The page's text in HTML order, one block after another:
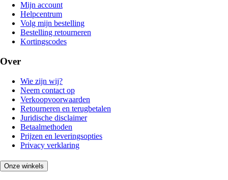
Mijn account
Helpcentrum
Volg mijn bestelling
Bestelling retourneren
Kortingscodes
Over
Wie zijn wij?
Neem contact op
Verkoopvoorwaarden
Retourneren en terugbetalen
Juridische disclaimer
Betaalmethoden
Prijzen en leveringsopties
Privacy verklaring
Onze winkels